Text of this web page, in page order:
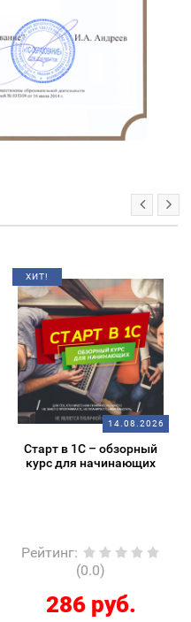
ХИТ!
14.08.2026
Старт в 1С – обзорный
курс для начинающих
Рейтинг:
(0.0)
286 руб.